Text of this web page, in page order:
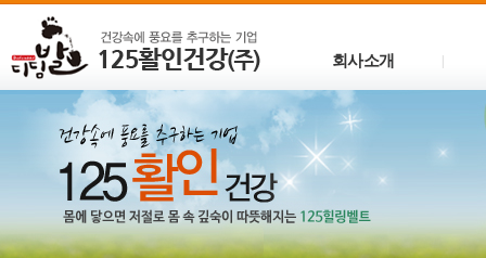
회사소개